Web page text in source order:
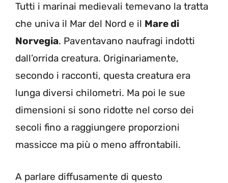
Tutti i marinai medievali temevano la tratta
che univa il Mar del Nord e il Mare di
Norvegia. Paventavano naufragi indotti
dall’orrida creatura. Originariamente,
secondo i racconti, questa creatura era
lunga diversi chilometri. Ma poi le sue
dimensioni si sono ridotte nel corso dei
secoli fino a raggiungere proporzioni
massicce ma più o meno affrontabili.
A parlare diffusamente di questo